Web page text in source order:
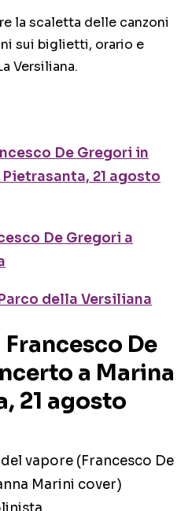
la scaletta delle canzoni
sui biglietti, orario e
Versiliana.
De Gregori in
21 agosto
De Gregori a
della Versiliana
De
a Marina
21 agosto
vapore (Francesco De
Marini cover)